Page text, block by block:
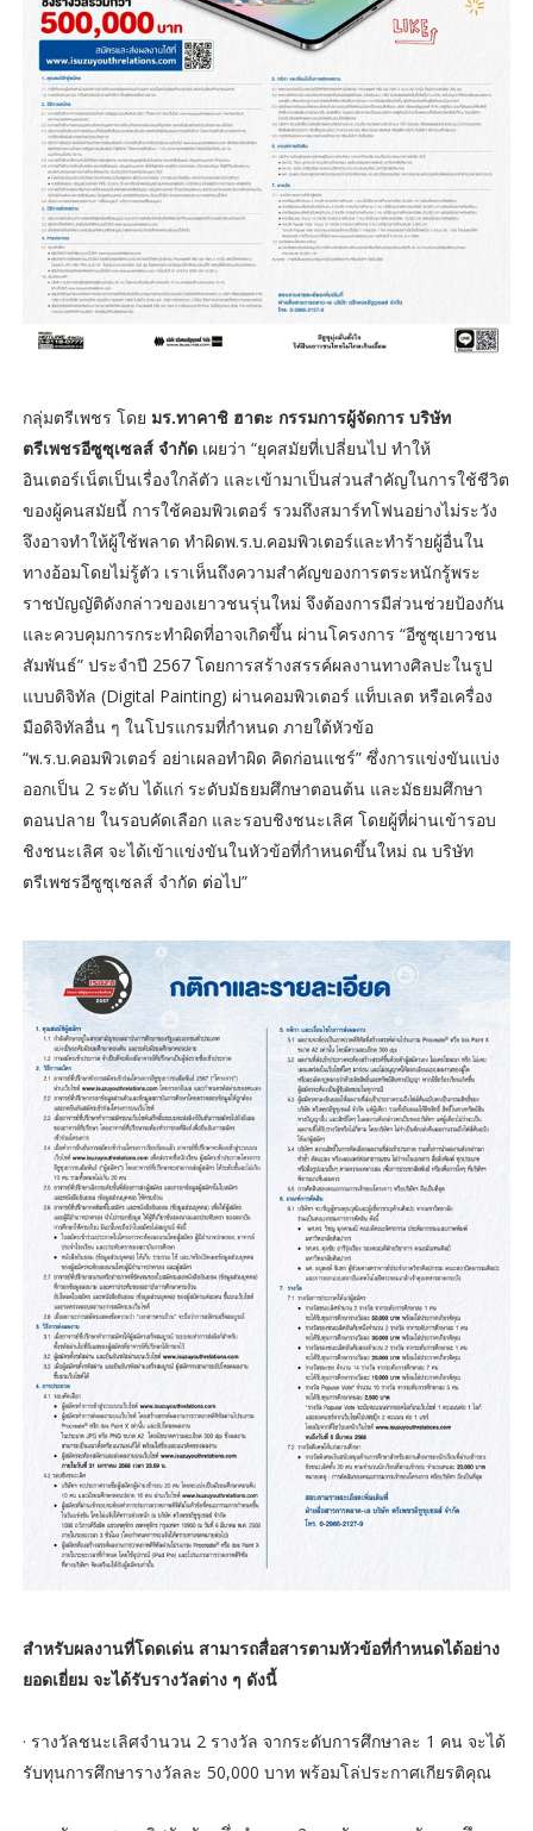
กลุ่มตรีเพชร โดย มร.ทาคาชิ ฮาตะ กรรมการผู้จัดการ บริษัท
ตรีเพชรอีซูซุเซลส์ จำกัด เผยว่า “ยุคสมัยที่เปลี่ยนไป ทำให้
อินเตอร์เน็ตเป็นเรื่องใกล้ตัว และเข้ามาเป็นส่วนสำคัญในการใช้ชีวิต
ของผู้คนสมัยนี้ การใช้คอมพิวเตอร์ รวมถึงสมาร์ทโฟนอย่างไม่ระวัง
จึงอาจทำให้ผู้ใช้พลาด ทำผิดพ.ร.บ.คอมพิวเตอร์และทำร้ายผู้อื่นใน
ทางอ้อมโดยไม่รู้ตัว เราเห็นถึงความสำคัญของการตระหนักรู้พระ
ราชบัญญัติดังกล่าวของเยาวชนรุ่นใหม่ จึงต้องการมีส่วนช่วยป้องกัน
และควบคุมการกระทำผิดที่อาจเกิดขึ้น ผ่านโครงการ “อีซูซุเยาวชน
สัมพันธ์” ประจำปี 2567 โดยการสร้างสรรค์ผลงานทางศิลปะในรูป
แบบดิจิทัล (Digital Painting) ผ่านคอมพิวเตอร์ แท็บเลต หรือเครื่อง
มือดิจิทัลอื่น ๆ ในโปรแกรมที่กำหนด ภายใต้หัวข้อ
“พ.ร.บ.คอมพิวเตอร์ อย่าเผลอทำผิด คิดก่อนแชร์” ซึ่งการแข่งขันแบ่ง
ออกเป็น 2 ระดับ ได้แก่ ระดับมัธยมศึกษาตอนต้น และมัธยมศึกษา
ตอนปลาย ในรอบคัดเลือก และรอบชิงชนะเลิศ โดยผู้ที่ผ่านเข้ารอบ
ชิงชนะเลิศ จะได้เข้าแข่งขันในหัวข้อที่กำหนดขึ้นใหม่ ณ บริษัท
ตรีเพชรอีซูซุเซลส์ จำกัด ต่อไป”
สำหรับผลงานที่โดดเด่น สามารถสื่อสารตามหัวข้อที่กำหนดได้อย่าง
ยอดเยี่ยม จะได้รับรางวัลต่าง ๆ ดังนี้
· รางวัลชนะเลิศจำนวน 2 รางวัล จากระดับการศึกษาละ 1 คน จะได้
รับทุนการศึกษารางวัลละ 50,000 บาท พร้อมโล่ประกาศเกียรติคุณ